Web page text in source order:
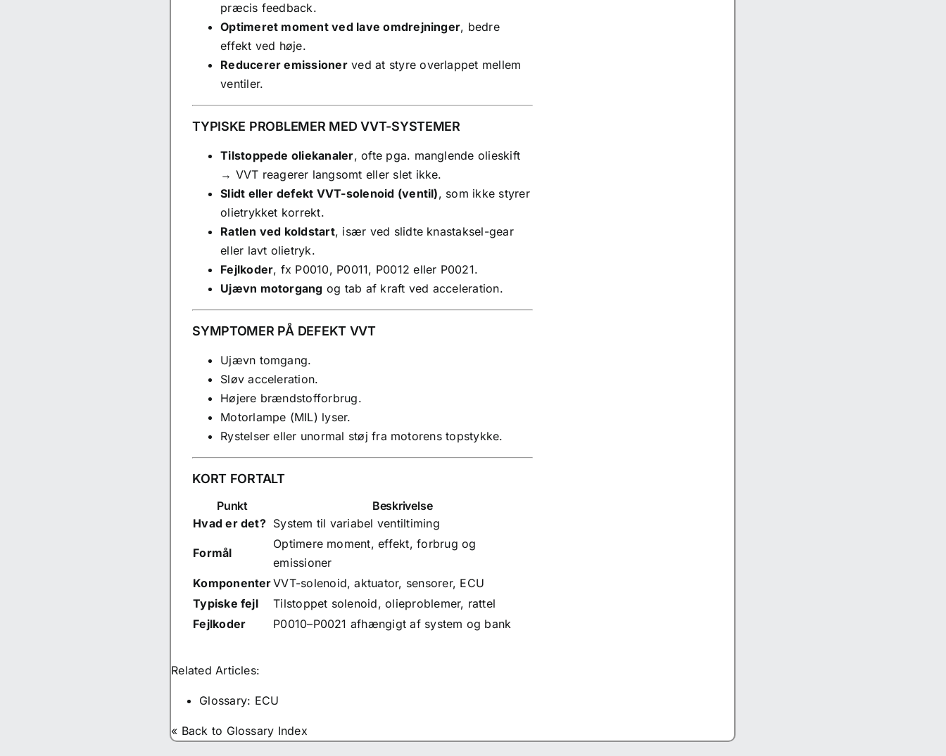
præcis feedback.
Optimeret moment ved lave omdrejninger, bedre
effekt ved høje.
Reducerer emissionerved at styre overlappet mellem
ventiler.
TYPISKE PROBLEMER MED VVT-SYSTEMER
Tilstoppede oliekanaler, ofte pga. manglende olieskift
→ VVT reagerer langsomt eller slet ikke.
Slidt eller defekt VVT-solenoid (ventil), som ikke styrer
olietrykket korrekt.
Ratlen ved koldstart, især ved slidte knastaksel-gear
eller lavt olietryk.
Fejlkoder, fx P0010, P0011, P0012 eller P0021.
Ujævn motorgang og tab af kraft ved acceleration.
SYMPTOMER PÅ DEFEKT VVT
Ujævn tomgang.
Sløv acceleration.
Højere brændstofforbrug.
Motorlampe (MIL) lyser.
Rystelser eller unormal støj fra motorenstopstykke.
KORT FORTALT
Punkt
Beskrivelse
Hvad er det? System til variabel ventiltiming
Formål
Optimere moment, effekt, forbrug og
emissioner
KomponenterVVT-solenoid, aktuator, sensorer, ECU
Typiske fejl
Tilstoppet solenoid, olieproblemer, rattel
Fejlkoder
P0010–P0021 afhængigt af system og bank
Related Articles:
Glossary: ECU
« Back to Glossary Index